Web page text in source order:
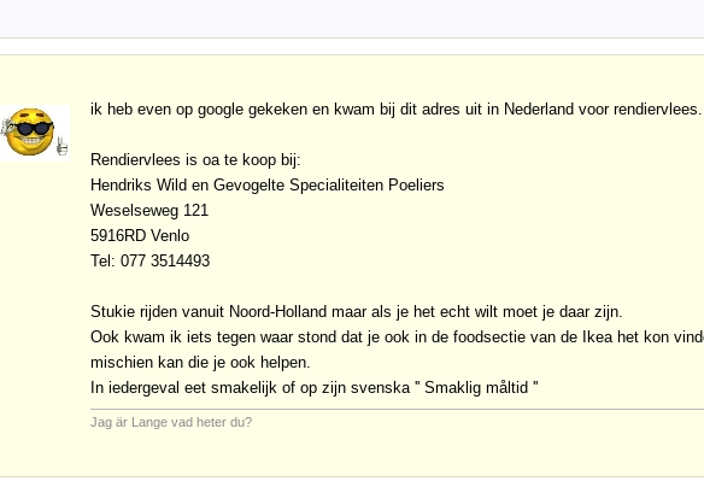
ik heb even op google gekeken en kwam bij dit adres uit in Nederland voor rendiervlees.
Rendiervlees is oa te koop bij:
Hendriks Wild en Gevogelte Specialiteiten Poeliers
Weselseweg 121
5916RD Venlo
Tel: 077 3514493
Stukie rijden vanuit Noord-Holland maar als je het echt wilt moet je daar zijn.
Ook kwam ik iets tegen waar stond dat je ook in de foodsectie van de Ikea het kon
mischien kan die je ook helpen.
In iedergeval eet smakelijk of op zijn svenska '' Smaklig måltid ''
Jag är Lange vad heter du?